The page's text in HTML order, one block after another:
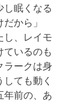
し眠くなる
から」
、レイモ
ているのも
ラークは身
ても動く
年前の、あ